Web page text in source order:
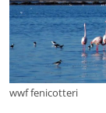
wwf fenicotteri